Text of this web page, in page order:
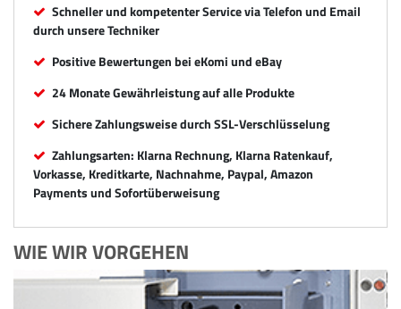
Schneller und kompetenter Service via Telefon und Email
durch unsere Techniker
Positive Bewertungen bei eKomi und eBay
24 Monate Gewährleistung auf alle Produkte
Sichere Zahlungsweise durch SSL-Verschlüsselung
Zahlungsarten: Klarna Rechnung, Klarna Ratenkauf,
Vorkasse, Kreditkarte, Nachnahme, Paypal, Amazon
Payments und Sofortüberweisung
WIE WIR VORGEHEN